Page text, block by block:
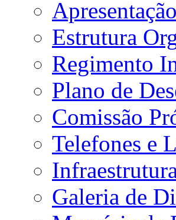
Apresentação
Estrutura
Regimento
Plano de
Comissão
Telefones e
Infraestrutura
Galeria de